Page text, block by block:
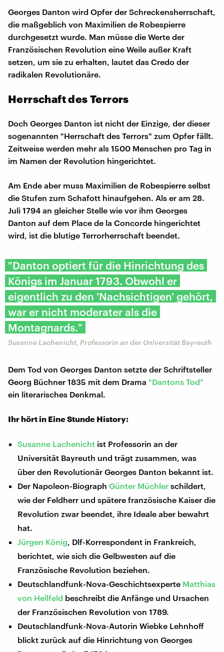
Georges Danton wird Opfer der Schreckensherrschaft,
die maßgeblich von Maximilien de Robespierre
durchgesetzt wurde. Man müsse die Werte der
Französischen Revolution eine Weile außer Kraft
setzen, um sie zu erhalten, lautet das Credo der
radikalen Revolutionäre.
Herrschaft des Terrors
Doch Georges Danton ist nicht der Einzige, der dieser
sogenannten "Herrschaft des Terrors" zum Opfer fällt.
Zeitweise werden mehr als 1500 Menschen pro Tag in
im Namen der Revolution hingerichtet.
Am Ende aber muss Maximilien de Robespierre selbst
die Stufen zum Schafott hinaufgehen. Als er am 28.
Juli 1794 an gleicher Stelle wie vor ihm Georges
Danton auf dem Place de la Concorde hingerichtet
wird, ist die blutige Terrorherrschaft beendet.
"Danton optiert für die Hinrichtung des
Königs im Januar 1793. Obwohl er
eigentlich zu den 'Nachsichtigen' gehört,
war er nicht moderater als die
Montagnards."
Susanne Lachenicht, Professorin an der Universität Bayreuth
Dem Tod von Georges Danton setzte der Schriftsteller
Georg Büchner 1835 mit dem Drama "Dantons Tod"
ein literarisches Denkmal.
Ihr hört in Eine Stunde History:
Susanne Lachenicht ist Professorin an der
Universität Bayreuth und trägt zusammen, was
über den Revolutionär Georges Danton bekannt ist.
Der Napoleon-BiographGünter Müchler schildert,
wie der Feldherr und spätere französische Kaiser die
Revolution zwar beendet, ihre Ideale aber bewahrt
hat.
Jürgen König , Dlf-Korrespondent in Frankreich,
berichtet, wie sich die Gelbwesten auf die
Französische Revolution beziehen.
Deutschlandfunk-Nova-Geschichtsexperte Matthias
von Hellfeld beschreibt die Anfänge und Ursachen
der Französischen Revolution von 1789.
Deutschlandfunk-Nova-Autorin Wiebke Lehnhoff
blickt zurück auf die Hinrichtung von Georges